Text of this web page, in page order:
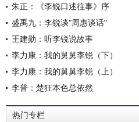
朱正：《李锐口述往事》序
盛禹九：李锐谈“周惠谈话”
王建勋：听李锐说故事
李力康：我的舅舅李锐（下）
李力康：我的舅舅李锐（上）
李普：楚狂本色总依然
热门专栏